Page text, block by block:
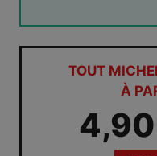
TOUT
À